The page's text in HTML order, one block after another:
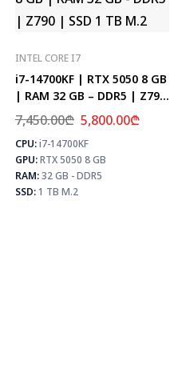
⚡ MAX FPS
CS2
331
PUBG
193
Fortnite
228
INTEL CORE I7
i7-14700KF | RTX 5050 8 GB
| RAM 32 GB – DDR5 | Z790
| SSD 1 TB M.2
7,450.00₾ 5,800.00₾
CPU:i7-14700KF
GPU:RTX 5050 8 GB
RAM:32 GB - DDR5
SSD:1 TB M.2